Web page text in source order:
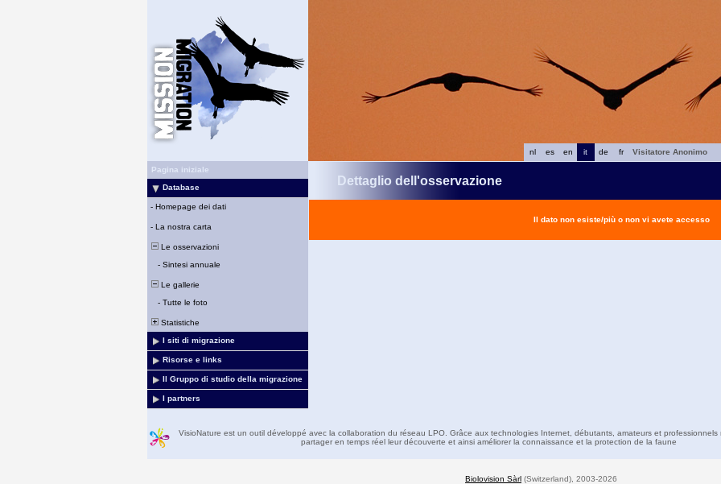
fr
de
it
en
es
nl
Visitatore Anonimo
Pagina iniziale
Database
- Homepage dei dati
- La nostra carta
Le osservazioni
- Sintesi annuale
Le gallerie
- Tutte le foto
Statistiche
I siti di migrazione
Risorse e links
Il Gruppo di studio della migrazione
I partners
Dettaglio dell'osservazione
Il dato non esiste/più o non vi avete accesso
VisioNature est un outil développé avec la collaboration du réseau LPO. Grâce aux technologies Internet, débutants, amateurs et professionnels
partager en temps réel leur découverte et ainsi améliorer la connaissance et la protection de la faune
Biolovision Sàrl (Switzerland), 2003-2026